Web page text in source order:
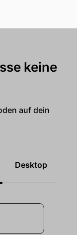
keine
auf dein
Desktop